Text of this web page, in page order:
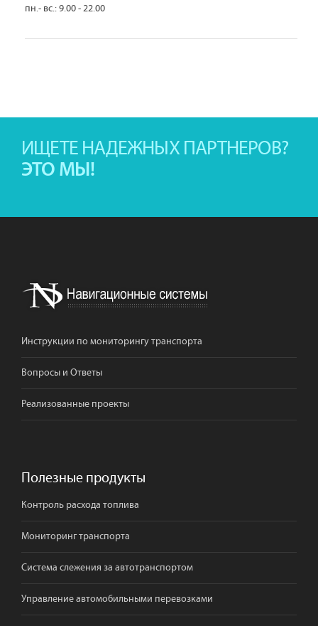
пн.- вс.: 9.00 - 22.00
ИЩЕТЕ НАДЕЖНЫХ ПАРТНЕРОВ?
ЭТО МЫ!
Инструкции по мониторингу транспорта
Вопросы и Ответы
Реализованные проекты
Полезные продукты
Контроль расхода топлива
Мониторинг транспорта
Система слежения за автотранспортом
Управление автомобильными перевозками